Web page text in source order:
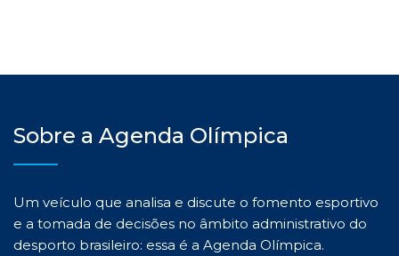
Sobre a Agenda Olímpica
Um veículo que analisa e discute o fomento esportivo
e a tomada de decisões no âmbito administrativo do
desporto brasileiro: essa é a Agenda Olímpica.